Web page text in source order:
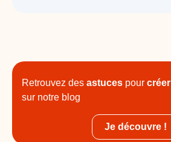
Retrouvez des astuces pour créer
sur notre blog
Je découvre !